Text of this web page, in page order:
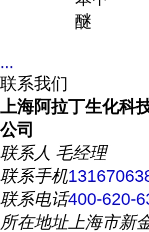
醚
...
联系我们
上海阿拉丁生化科
公司
联系人 毛经理
联系手机
联系电话400-620-
所在地址上海市新